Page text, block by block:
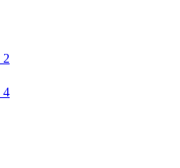
2
4